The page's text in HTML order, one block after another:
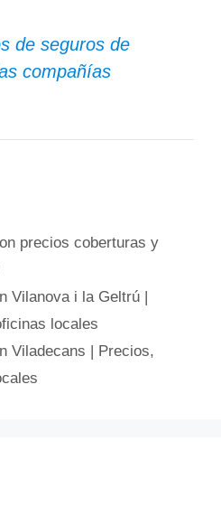
de seguros de
compañías
precios coberturas y
Vilanova i la Geltrú |
locales
Viladecans | Precios,